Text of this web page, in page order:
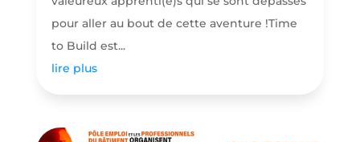
pour aller au bout de cette aventure !Time
to Build est...
lire plus